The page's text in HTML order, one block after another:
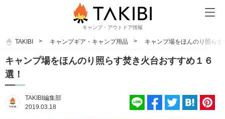
キャンプ・アウトドア情報
TAKIBI キャンプギア・キャンプ用品 キャンプ場をほんのり照ら
キャンプ場をほんのり照らす焚き火台おすすめ１６
選！
TAKIBI編集部
2019.03.18